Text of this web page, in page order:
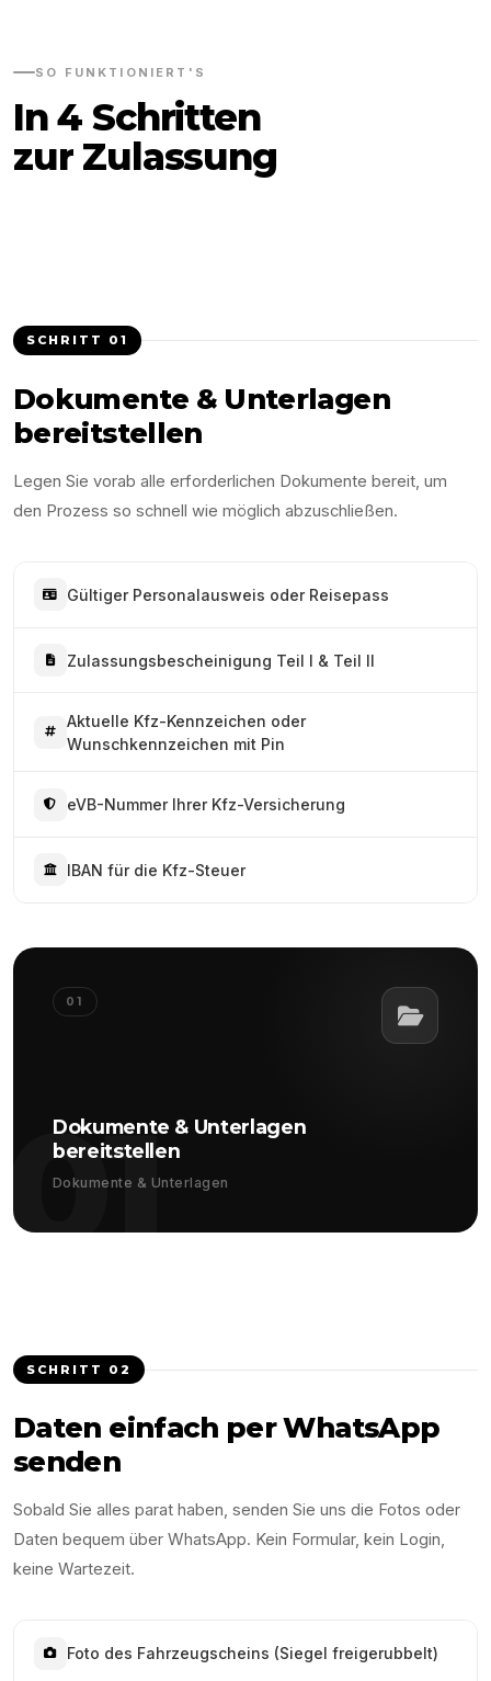
SO FUNKTIONIERT'S
In 4 Schritten
zur Zulassung
SCHRITT 01
Dokumente & Unterlagen
bereitstellen
Legen Sie vorab alle erforderlichen Dokumente bereit, um
den Prozess so schnell wie möglich abzuschließen.
Gültiger Personalausweis oder Reisepass
Zulassungsbescheinigung Teil I & Teil II
Aktuelle Kfz-Kennzeichen oder
Wunschkennzeichen mit Pin
eVB-Nummer Ihrer Kfz-Versicherung
IBAN für die Kfz-Steuer
01
01
Dokumente & Unterlagen
bereitstellen
Dokumente & Unterlagen
SCHRITT 02
Daten einfach per WhatsApp
senden
Sobald Sie alles parat haben, senden Sie uns die Fotos oder
Daten bequem über WhatsApp. Kein Formular, kein Login,
keine Wartezeit.
Foto des Fahrzeugscheins (Siegel freigerubbelt)